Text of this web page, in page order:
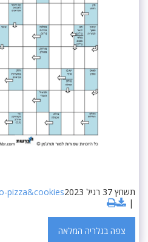
תשחץ 37 רגיל 2023 pizza&cookies
צפה בגלריה המלאה